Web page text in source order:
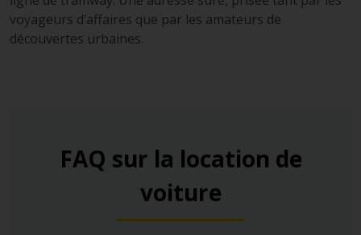
voyageurs d’affaires que par les amateurs de
découvertes urbaines.
FAQ sur la location de
voiture